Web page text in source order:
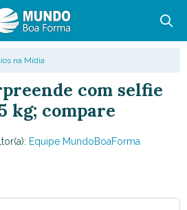
na Mídia
com selfie
kg; compare
Equipe MundoBoaForma